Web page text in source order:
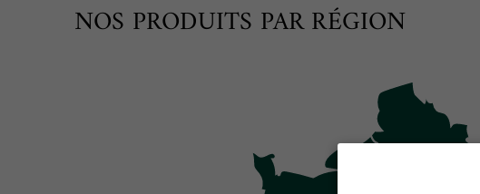
NOS PRODUITS PAR RÉGION